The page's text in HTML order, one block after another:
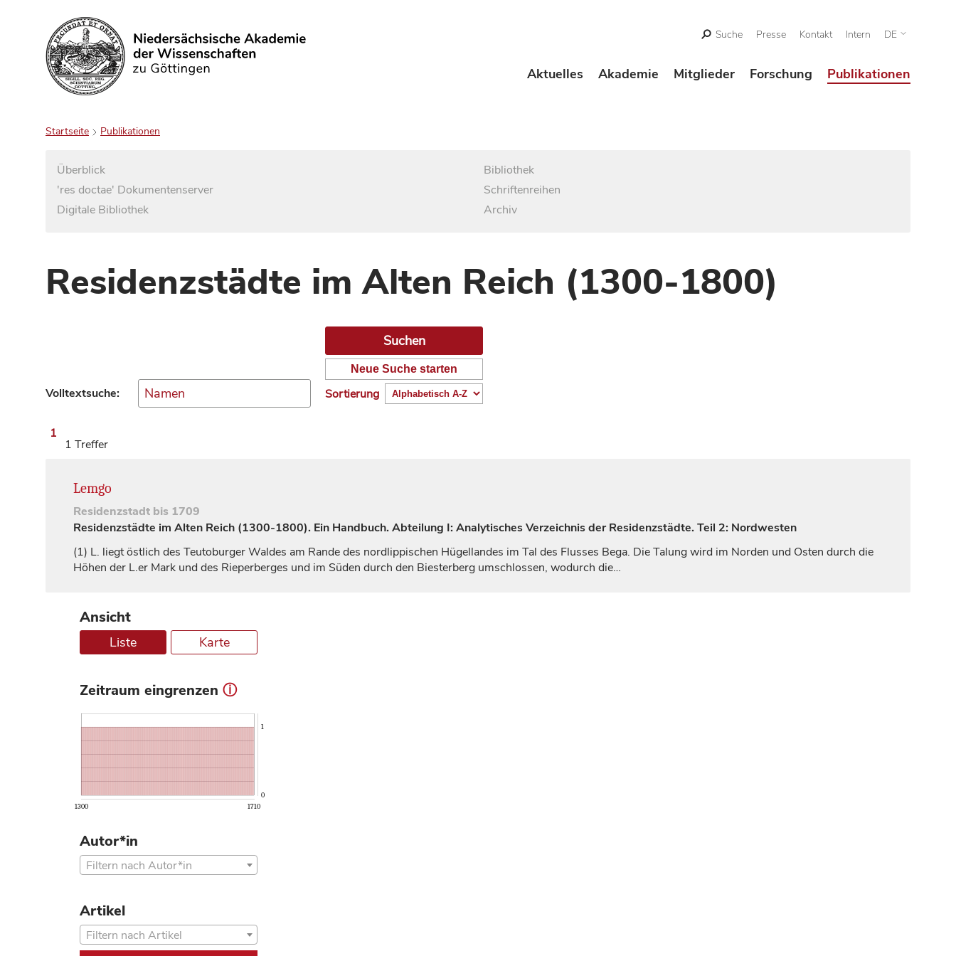
Suchen
Suche Presse Kontakt Intern DE
Aktuelles Akademie Mitglieder Forschung Publikationen
Startseite Publikationen
Überblick
'res doctae' Dokumentenserver
Digitale Bibliothek
Bibliothek
Schriftenreihen
Archiv
Residenzstädte im Alten Reich (1300-1800)
Volltextsuche:
Neue Suche starten
Sortierung
1
1 Treffer
Lemgo
Residenzstadt bis 1709
Residenzstädte im Alten Reich (1300-1800). Ein Handbuch. Abteilung I: Analytisches Verzeichnis der Residenzstädte. Teil 2: Nordwesten
(1) L. liegt östlich des Teutoburger Waldes am Rande des nordlippischen Hügellandes im Tal des Flusses Bega. Die Talung wird im Norden und Osten durch die
Höhen der L.er Mark und des Rieperberges und im Süden durch den Biesterberg umschlossen, wodurch die…
Ansicht
Liste Karte
Zeitraum eingrenzen ⓘ
1300 1710
0
1
Autor*in
Filtern nach Autor*in
Artikel
Filtern nach Artikel